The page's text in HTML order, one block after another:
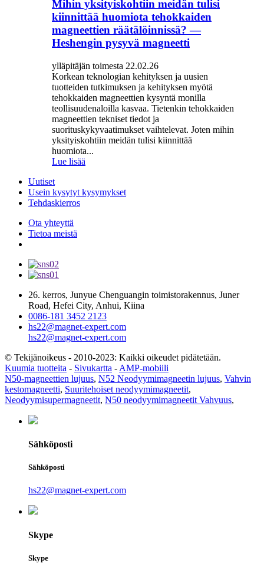
Mihin yksityiskohtiin meidän tulisi
kiinnittää huomiota tehokkaiden
magneettien räätälöinnissä? —
Heshengin pysyvä magneetti
ylläpitäjän toimesta 22.02.26
Korkean teknologian kehityksen ja uusien
tuotteiden tutkimuksen ja kehityksen myötä
tehokkaiden magneettien kysyntä monilla
teollisuudenaloilla kasvaa. Tietenkin tehokkaiden
magneettien tekniset tiedot ja
suorituskykyvaatimukset vaihtelevat. Joten mihin
yksityiskohtiin meidän tulisi kiinnittää
huomiota...
Lue lisää
Uutiset
Usein kysytyt kysymykset
Tehdaskierros
Ota yhteyttä
Tietoa meistä
26. kerros, Junyue Chenguangin toimistorakennus, Juner
Road, Hefei City, Anhui, Kiina
0086-181 3452 2123
hs22@magnet-expert.com
hs22@magnet-expert.com
© Tekijänoikeus - 2010-2023: Kaikki oikeudet pidätetään.
Kuumia tuotteita - Sivukartta - AMP-mobiili
N50-magneettien lujuus, N52 Neodyymimagneetin lujuus, Vahvin
kestomagneetti, Suuritehoiset neodyymimagneetit,
Neodyymisupermagneetit, N50 neodyymimagneetit Vahvuus,
Sähköposti
Sähköposti
hs22@magnet-expert.com
Skype
Skype